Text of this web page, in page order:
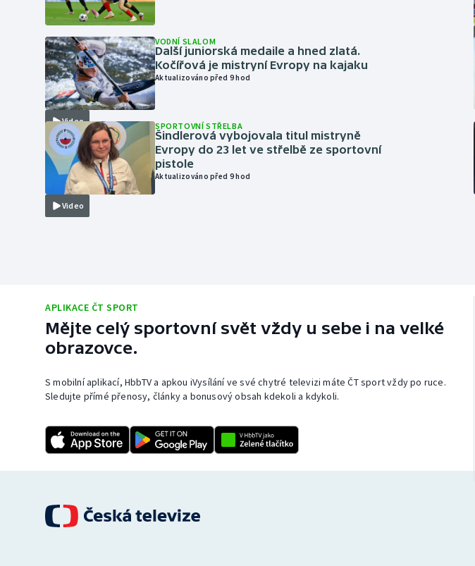
Video
VODNÍ SLALOM
Další juniorská medaile a hned zlatá.
Kočířová je mistryní Evropy na kajaku
Aktualizováno před 9 hod
Video
SPORTOVNÍ STŘELBA
Šindlerová vybojovala titul mistryně
Evropy do 23 let ve střelbě ze sportovní
pistole
Aktualizováno před 9 hod
APLIKACE ČT SPORT
Mějte celý sportovní svět vždy u sebe i na velké
obrazovce.
S mobilní aplikací, HbbTV a apkou iVysílání ve své chytré televizi máte ČT sport vždy po ruce.
Sledujte přímé přenosy, články a bonusový obsah kdekoli a kdykoli.